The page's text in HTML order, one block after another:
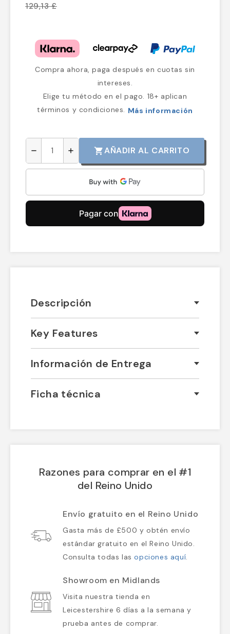
129,13 £
Compra ahora, paga después en cuotas sin
intereses.
Elige tu método en el pago. 18+ aplican
términos y condiciones. Más información
remove add shopping_cartAÑADIR AL CARRITO
Descripción
Key Features
Información de Entrega
Ficha técnica
Razones para comprar en el #1
del Reino Unido
Envío gratuito en el Reino Unido
Gasta más de £500 y obtén envío
estándar gratuito en el Reino Unido.
Consulta todas lasopciones aquí.
Showroom en Midlands
Visita nuestra tienda en
Leicestershire 6 días a la semana y
prueba antes de comprar.